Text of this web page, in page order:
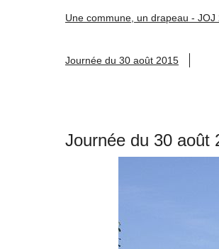
Une commune, un drapeau - JOJ
Journée du 30 août 2015
Journée du 30 août